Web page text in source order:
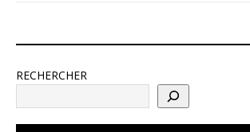
RECHERCHER